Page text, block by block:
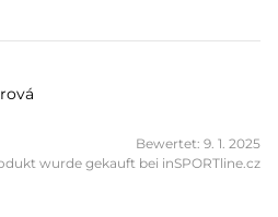
Bewertet: 9. 1. 2025
wurde gekauft bei inSPORTline.cz